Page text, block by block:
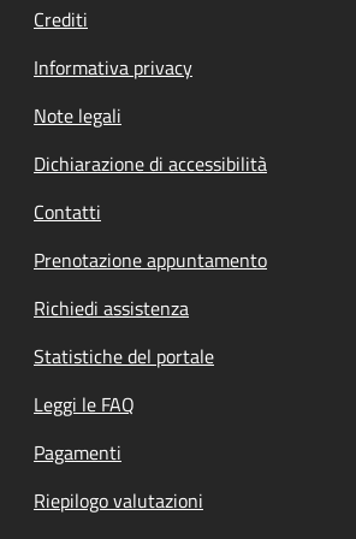
Crediti
Informativa privacy
Note legali
Dichiarazione di accessibilità
Contatti
Prenotazione appuntamento
Richiedi assistenza
Statistiche del portale
Leggi le FAQ
Pagamenti
Riepilogo valutazioni